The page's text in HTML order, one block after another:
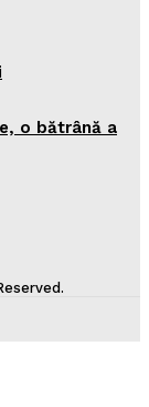
o bătrână a